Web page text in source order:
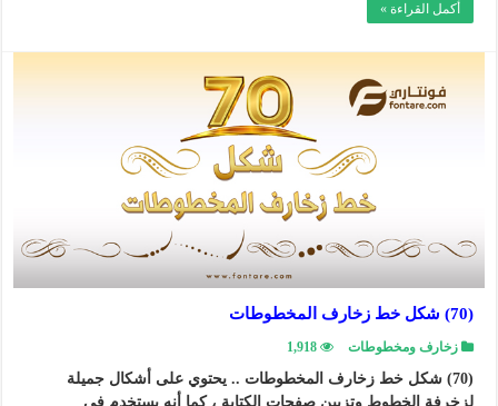
أكمل القراءة »
(70) شكل خط زخارف المخطوطات
زخارف ومخطوطات 1,918
(70) شكل خط زخارف المخطوطات .. يحتوي على أشكال جميلة
لزخرفة الخطوط وتزيين صفحات الكتابة ، كما أنه يستخدم في